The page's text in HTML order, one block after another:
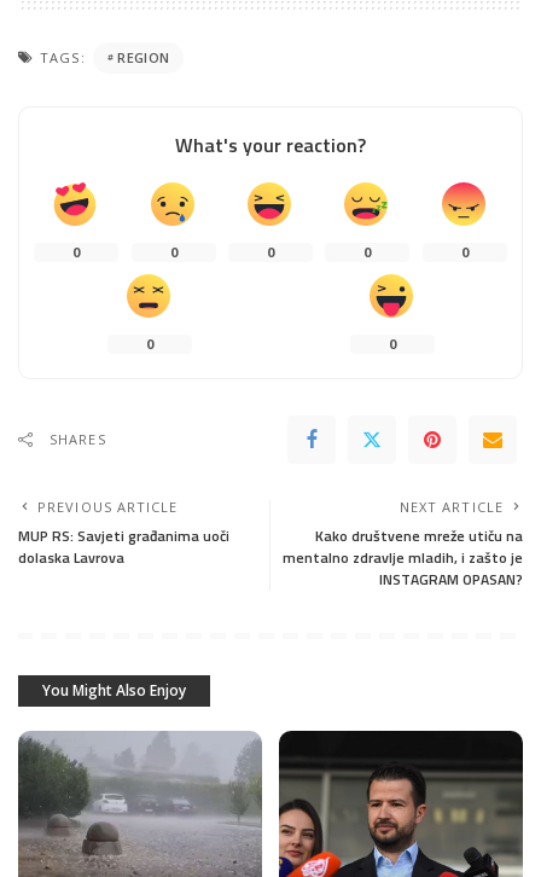
TAGS: REGION
What's your reaction?
0 0 0 0 0
0 0
SHARES
PREVIOUS ARTICLE
MUP RS: Savjeti građanima uoči
dolaska Lavrova
NEXT ARTICLE
Kako društvene mreže utiču na
mentalno zdravlje mladih, i zašto je
INSTAGRAM OPASAN?
You Might Also Enjoy